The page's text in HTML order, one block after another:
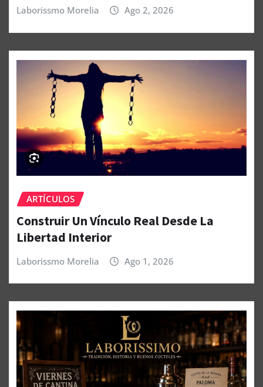
Laborissmo Morelia Ago 2, 2026
ARTÍCULOS
Construir Un Vínculo Real Desde La
Libertad Interior
Laborissmo Morelia Ago 1, 2026